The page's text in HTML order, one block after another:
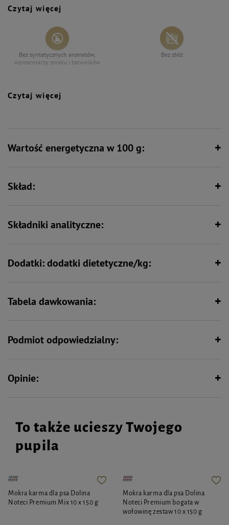
i błonnik, wspomagający prawidłowe trawienie oraz utrzymanie energii
potrzebnej do codziennych aktywności. Starannie dobrane naturalne dodatki
mineralne wspierają zdrowe kości i zęby, a naturalne antyoksydanty wspierają
odporność.
Czytaj więcej
Bez syntetycznych aromatów,
wzmacniaczy smaku i barwników
Bez zbóż
Wspiera florę bakteryjną jelit
Czytaj więcej
Wartość energetyczna w 100 g:
Skład:
Składniki analityczne:
Dodatki: dodatki dietetyczne/kg:
Tabela dawkowania:
Podmiot odpowiedzialny:
Opinie:
To także ucieszy Twojego
pupila
Mokra karma dla psa Dolina
Noteci Premium Mix 10 x 150 g
Mokra karma dla psa Dolina
Noteci Premium bogata w
wołowinę zestaw 10 x 150 g